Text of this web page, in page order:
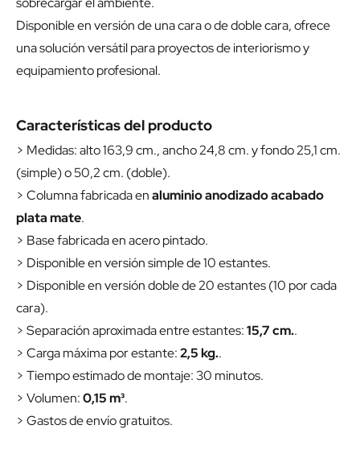
Disponible en versión de una cara o de doble cara, ofrece
una solución versátil para proyectos de interiorismo y
equipamiento profesional.
Características del producto
> Medidas: alto 163,9 cm., ancho 24,8 cm. y fondo 25,1 cm.
(simple) o 50,2 cm. (doble).
> Columna fabricada enaluminio anodizado acabado
plata mate.
> Base fabricada en acero pintado.
> Disponible en versión simple de 10 estantes.
> Disponible en versión doble de 20 estantes (10 por cada
cara).
> Separación aproximada entre estantes:15,7 cm..
> Carga máxima por estante:2,5 kg..
> Tiempo estimado de montaje: 30 minutos.
> Volumen:0,15 m³.
> Gastos de envío gratuitos.